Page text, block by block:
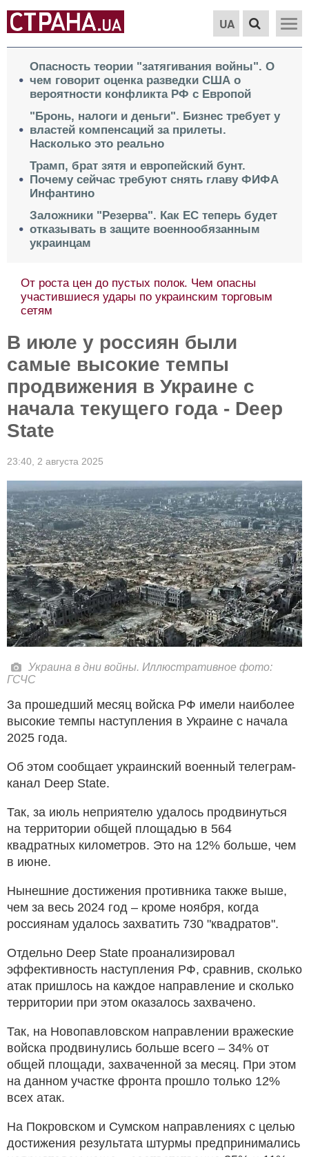
UA
Опасность теории "затягивания войны". О
чем говорит оценка разведки США о
вероятности конфликта РФ с Европой
"Бронь, налоги и деньги". Бизнес требует у
властей компенсаций за прилеты.
Насколько это реально
Трамп, брат зятя и европейский бунт.
Почему сейчас требуют снять главу ФИФА
Инфантино
Заложники "Резерва". Как ЕС теперь будет
отказывать в защите военнообязанным
украинцам
От роста цен до пустых полок. Чем опасны
участившиеся удары по украинским торговым
сетям
В июле у россиян были
самые высокие темпы
продвижения в Украине с
начала текущего года - Deep
State
23:40, 2 августа 2025
Украина в дни войны. Иллюстративное фото:
ГСЧС
За прошедший месяц войска РФ имели наиболее
высокие темпы наступления в Украине с начала
2025 года.
Об этом сообщает украинский военный телеграм-
канал Deep State.
Так, за июль неприятелю удалось продвинуться
на территории общей площадью в 564
квадратных километров. Это на 12% больше, чем
в июне.
Нынешние достижения противника также выше,
чем за весь 2024 год – кроме ноября, когда
россиянам удалось захватить 730 "квадратов".
Отдельно Deep State проанализировал
эффективность наступления РФ, сравнив, сколько
атак пришлось на каждое направление и сколько
территории при этом оказалось захвачено.
Так, на Новопавловском направлении вражеские
войска продвинулись больше всего – 34% от
общей площади, захваченной за месяц. При этом
на данном участке фронта прошло только 12%
всех атак.
На Покровском и Сумском направлениях с целью
достижения результата штурмы предпринимались